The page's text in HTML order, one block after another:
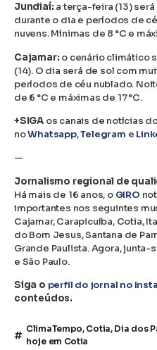
Jundiaí: a terça-feira (13)
durante o dia e períodos de
nuvens. Mínimas de 8 °C e
Cajamar: o cenário climático
(14). O dia será de sol com
períodos de céu nublado.
de 6 °C e máximas de 17 °C.
+SIGA os canais de notícias
noWhatsapp,Telegram e
—
Jornalismo regional de
Há mais de 16 anos, o GIRO
importantes nos seguintes
Cajamar, Carapicuíba, Cotia,
do Bom Jesus, Santana de
Grande Paulista. Agora,
e São Paulo.
Siga o perfil do jornal no
conteúdos.
ClimaTempo, Cotia, Dia dos
hoje em Cotia